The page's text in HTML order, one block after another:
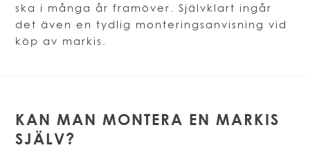
ska i många år framöver. Självklart ingår
det även en tydlig monteringsanvisning vid
köp av markis.
KAN MAN MONTERA EN MARKIS
SJÄLV?